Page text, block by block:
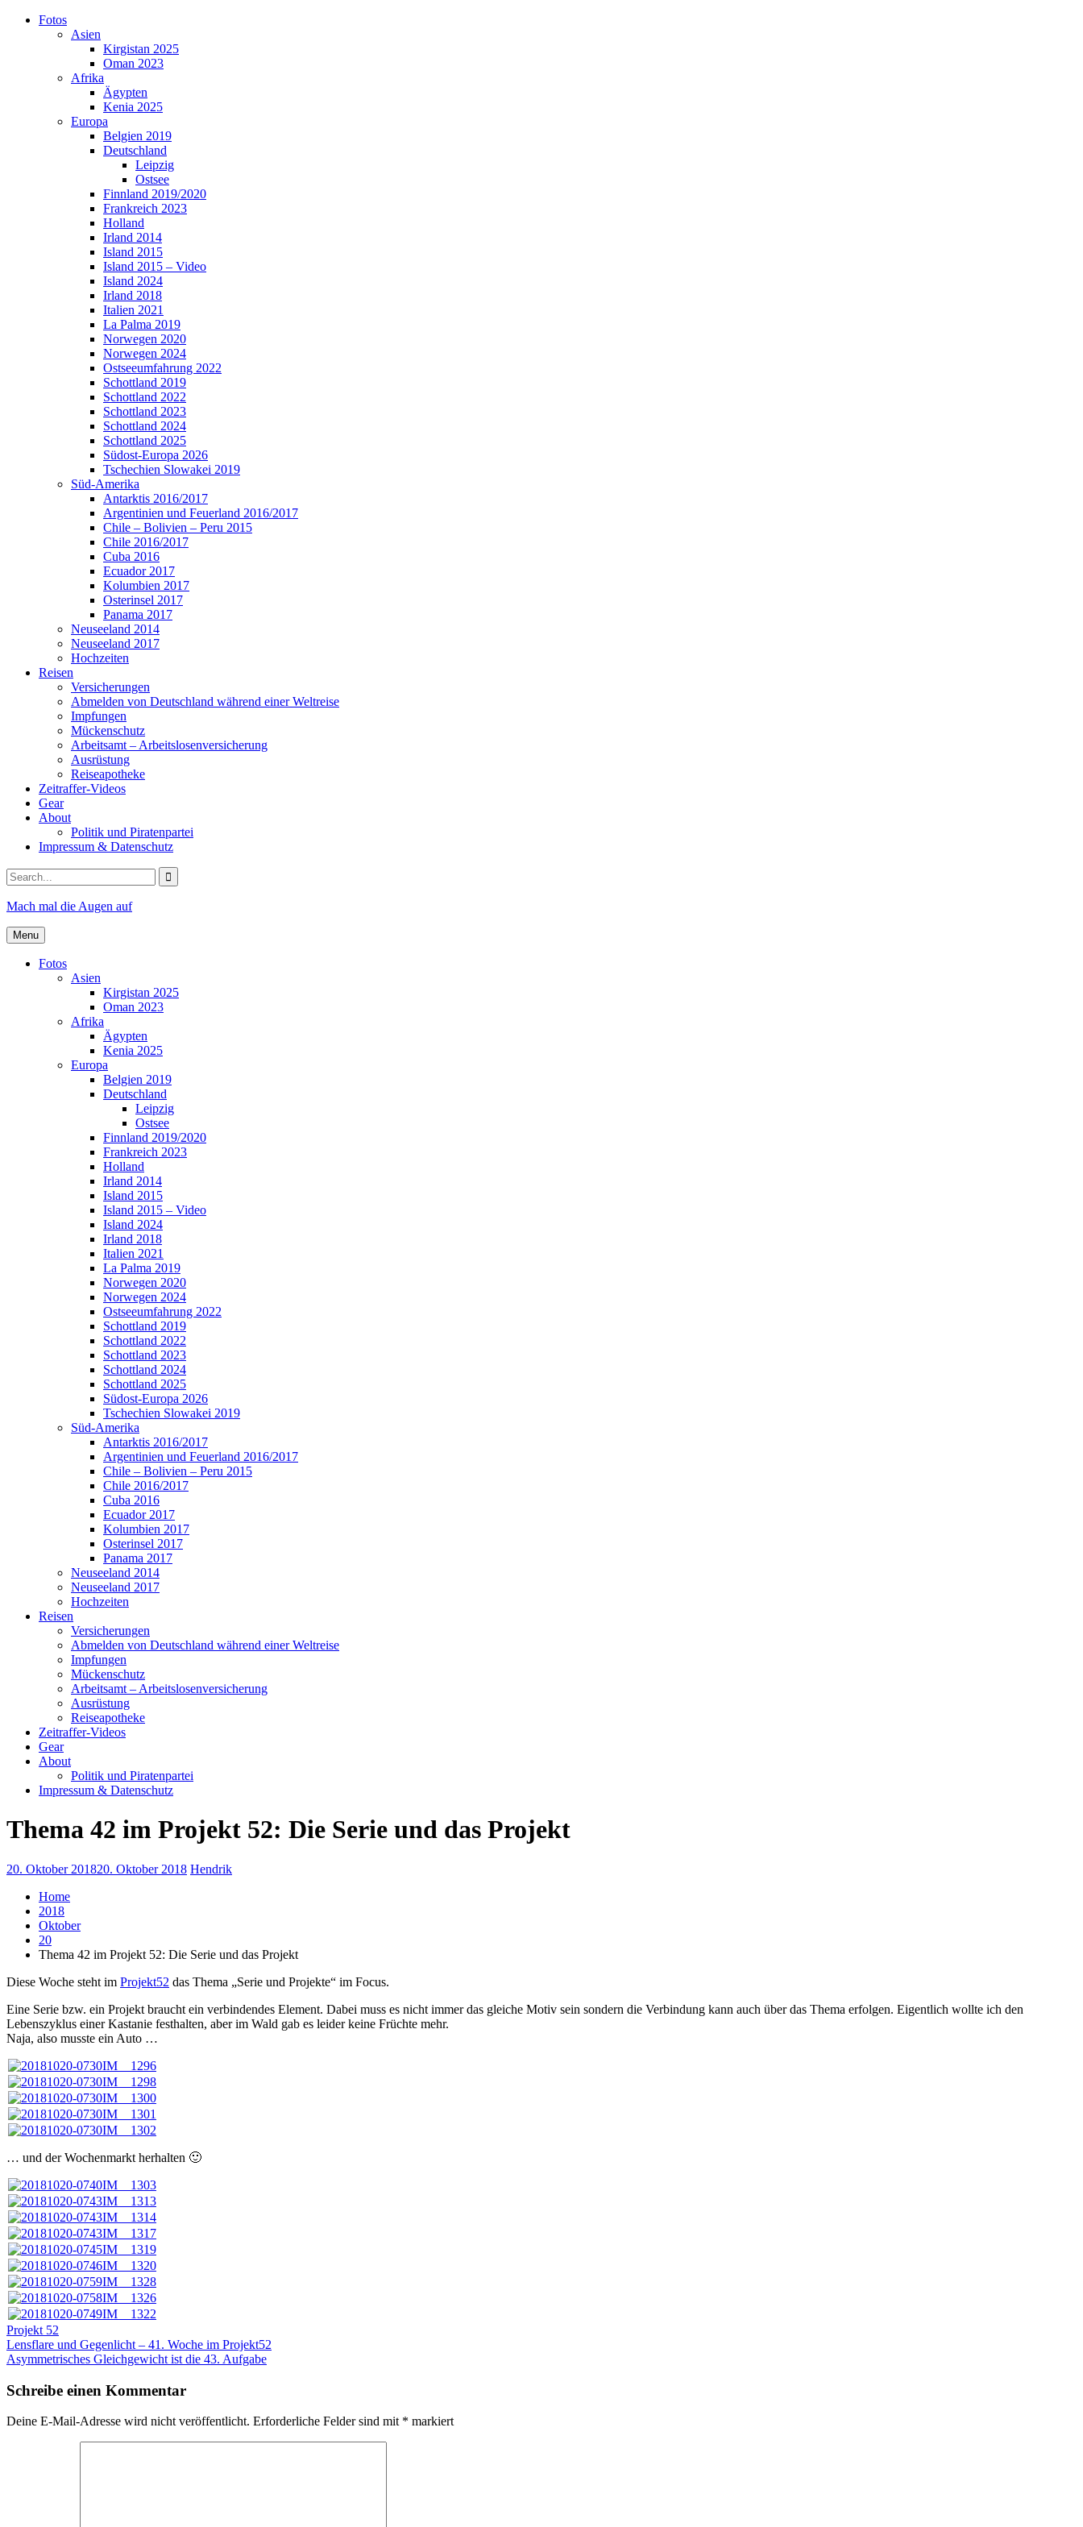
Skip
Fotos
Asien
Kirgistan 2025
Oman 2023
Afrika
Ägypten
Kenia 2025
Europa
Belgien 2019
Deutschland
Leipzig
Ostsee
Finnland 2019/2020
Frankreich 2023
Holland
Irland 2014
Island 2015
Island 2015 – Video
Island 2024
Irland 2018
Italien 2021
La Palma 2019
Norwegen 2020
Norwegen 2024
Ostseeumfahrung 2022
Schottland 2019
Schottland 2022
Schottland 2023
Schottland 2024
Schottland 2025
Südost-Europa 2026
Tschechien Slowakei 2019
Süd-Amerika
Antarktis 2016/2017
Argentinien und Feuerland 2016/2017
Chile – Bolivien – Peru 2015
Chile 2016/2017
Cuba 2016
Ecuador 2017
Kolumbien 2017
Osterinsel 2017
Panama 2017
Neuseeland 2014
Neuseeland 2017
Hochzeiten
Reisen
Versicherungen
Abmelden von Deutschland während einer Weltreise
Impfungen
Mückenschutz
Arbeitsamt – Arbeitslosenversicherung
Ausrüstung
Reiseapotheke
Zeitraffer-Videos
Gear
About
Politik und Piratenpartei
Impressum & Datenschutz
Search
for:
Mach mal die Augen auf
Menu
Fotos
Asien
Kirgistan 2025
Oman 2023
Afrika
Ägypten
Kenia 2025
Europa
Belgien 2019
Deutschland
Leipzig
Ostsee
Finnland 2019/2020
Frankreich 2023
Holland
Irland 2014
Island 2015
Island 2015 – Video
Island 2024
Irland 2018
Italien 2021
La Palma 2019
Norwegen 2020
Norwegen 2024
Ostseeumfahrung 2022
Schottland 2019
Schottland 2022
Schottland 2023
Schottland 2024
Schottland 2025
Südost-Europa 2026
Tschechien Slowakei 2019
Süd-Amerika
Antarktis 2016/2017
Argentinien und Feuerland 2016/2017
Chile – Bolivien – Peru 2015
Chile 2016/2017
Cuba 2016
Ecuador 2017
Kolumbien 2017
Osterinsel 2017
Panama 2017
Neuseeland 2014
Neuseeland 2017
Hochzeiten
Reisen
Versicherungen
Abmelden von Deutschland während einer Weltreise
Impfungen
Mückenschutz
Arbeitsamt – Arbeitslosenversicherung
Ausrüstung
Reiseapotheke
Zeitraffer-Videos
Gear
About
Politik und Piratenpartei
Impressum & Datenschutz
Thema 42 im Projekt 52: Die Serie und das Projekt
20. Oktober 201820. Oktober 2018 Hendrik
Home
2018
Oktober
20
Thema 42 im Projekt 52: Die Serie und das Projekt
Diese Woche steht im Projekt52 das Thema „Serie und Projekte“ im Focus.
Eine Serie bzw. ein Projekt braucht ein verbindendes Element. Dabei muss es nicht immer das gleiche Motiv sein sondern die Verbindung kann auch über das Thema erfolgen. Eigentlich wollte ich den
Lebenszyklus einer Kastanie festhalten, aber im Wald gab es leider keine Früchte mehr.
Naja, also musste ein Auto …
… und der Wochenmarkt herhalten 🙂
Projekt 52
Beitragsnavigation
Lensflare und Gegenlicht – 41. Woche im Projekt52
Asymmetrisches Gleichgewicht ist die 43. Aufgabe
Schreibe einen Kommentar
Deine E-Mail-Adresse wird nicht veröffentlicht. Erforderliche Felder sind mit * markiert